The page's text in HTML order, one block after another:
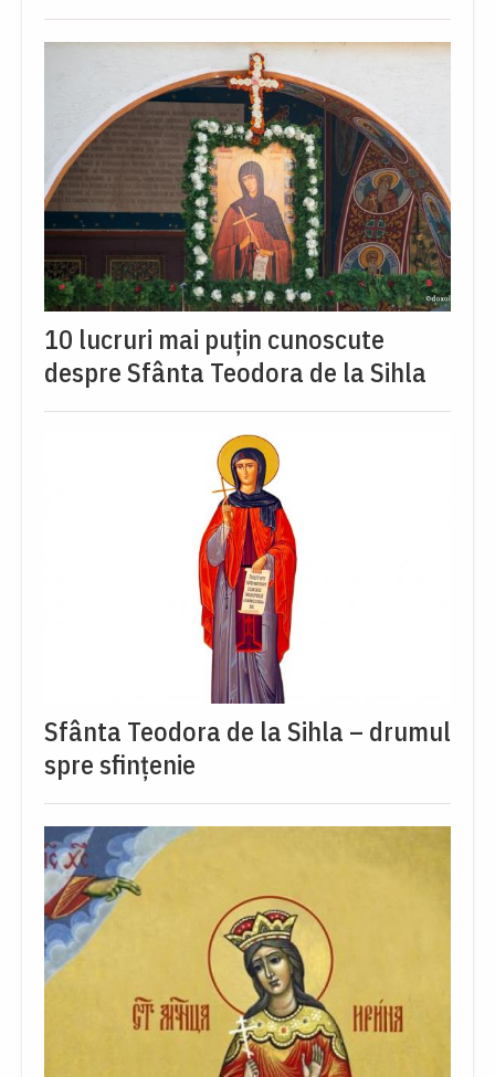
10 lucruri mai puțin cunoscute
despre Sfânta Teodora de la Sihla
Sfânta Teodora de la Sihla – drumul
spre sfințenie